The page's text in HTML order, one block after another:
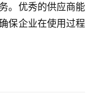
。优秀的供应商能
保企业在使用过程